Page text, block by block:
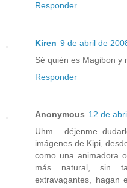
Responder
Kiren 9 de abril de
Sé quién es Magibon y
Responder
Anonymous 12 de
Uhm... déjenme
imágenes de Kipi,
como una animadora
más natural, sin
extravagantes, hagan